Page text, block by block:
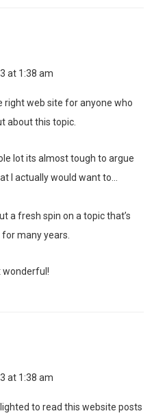
at 1:38 am
right web site for anyone who
about this topic.
lot its almost tough to argue
I actually would want to…
a fresh spin on a topic that’s
for many years.
wonderful!
at 1:38 am
to read this website posts